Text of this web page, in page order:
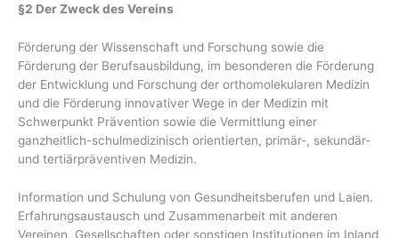
§2 Der Zweck des Vereins
Förderung der Wissenschaft und Forschung sowie die
Förderung der Berufsausbildung, im besonderen die Förderung
der Entwicklung und Forschung der orthomolekularen Medizin
und die Förderung innovativer Wege in der Medizin mit
Schwerpunkt Prävention sowie die Vermittlung einer
ganzheitlich-schulmedizinisch orientierten, primär-, sekundär-
und tertiärpräventiven Medizin.
Information und Schulung von Gesundheitsberufen und Laien.
Erfahrungsaustausch und Zusammenarbeit mit anderen
Vereinen, Gesellschaften oder sonstigen Institutionen im Inland